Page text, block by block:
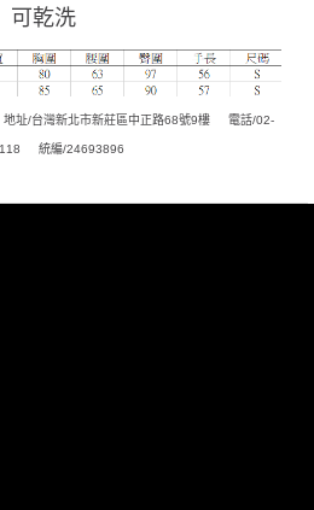
可乾洗
地址/台灣新北市新莊區中正路68號9樓 電話/02-
統編/24693896